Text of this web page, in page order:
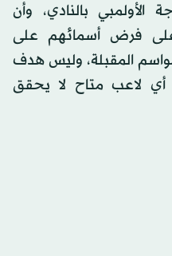
الأولمبي بالنادي، وأن
على فرض أسمائهم على
المقبلة، وليس هدف
أي لاعب متاح لا يحقق